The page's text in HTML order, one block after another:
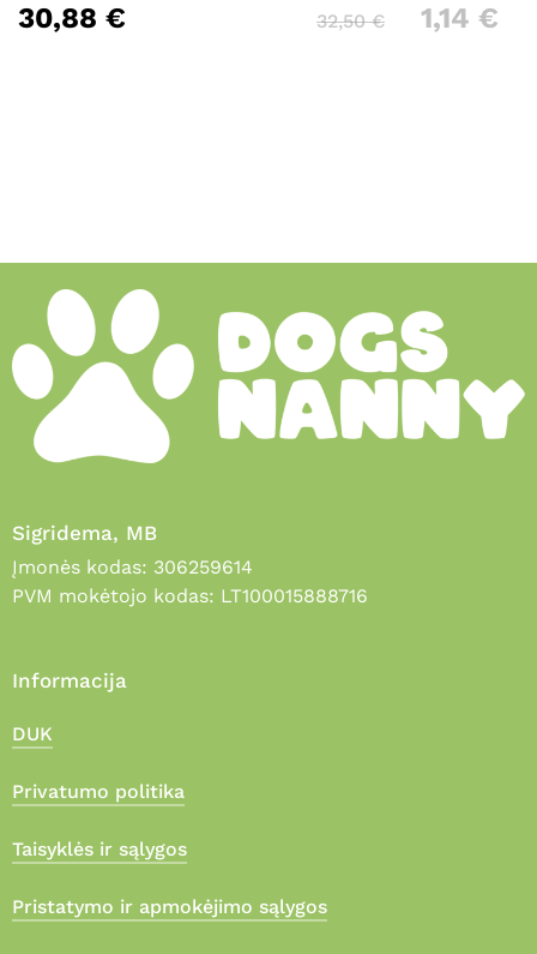
30,88 € 32,50€ 1,14 €
Sigridema, MB
Įmonės kodas: 306259614
PVM mokėtojo kodas: LT100015888716
Informacija
DUK
Privatumo politika
Taisyklės ir sąlygos
Pristatymo ir apmokėjimo sąlygos